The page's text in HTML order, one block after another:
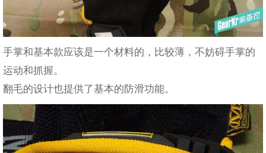
手掌和基本款应该是一个材料的，比较薄，不妨碍手掌的
运动和抓握。
翻毛的设计也提供了基本的防滑功能。